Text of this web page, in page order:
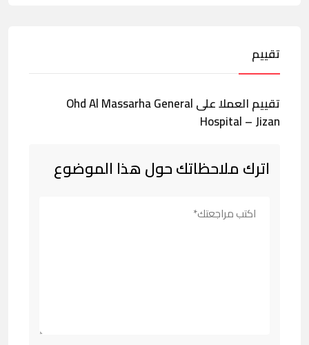
تقييم
تقييم العملا على Ohd Al Massarha General
Hospital – Jizan
اترك ملاحظاتك حول هذا الموضوع